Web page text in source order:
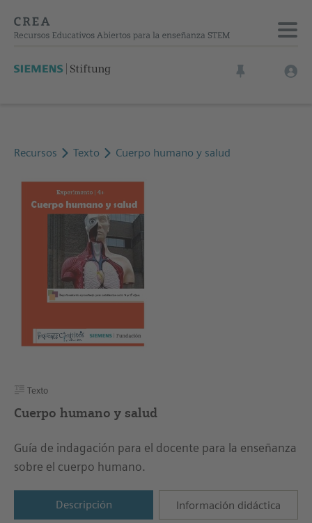
Recursos Texto Cuerpo humano y salud
Texto
Cuerpo humano y salud
Guía de indagación para el docente para la enseñanza
sobre el cuerpo humano.
Descripción Información didáctica